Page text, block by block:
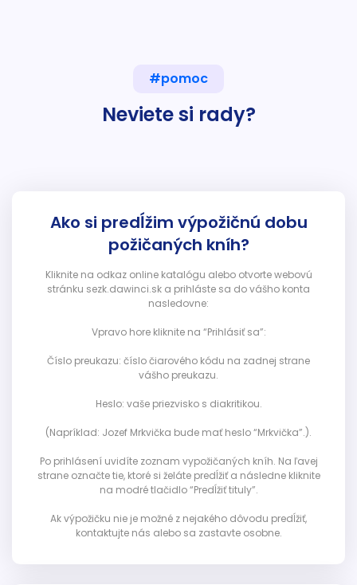
#pomoc
Neviete si rady?
Ako si predĺžim výpožičnú dobu
požičaných kníh?
Kliknite na odkaz online katalógu alebo otvorte webovú
stránku sezk.dawinci.sk a prihláste sa do vášho konta
nasledovne:
Vpravo hore kliknite na “Prihlásiť sa”:
Číslo preukazu: číslo čiarového kódu na zadnej strane
vášho preukazu.
Heslo: vaše priezvisko s diakritikou.
(Napríklad: Jozef Mrkvička bude mať heslo “Mrkvička”.).
Po prihlásení uvidíte zoznam vypožičaných kníh. Na ľavej
strane označte tie, ktoré si želáte predĺžiť a následne kliknite
na modré tlačidlo “Predĺžiť tituly”.
Ak výpožičku nie je možné z nejakého dôvodu predĺžiť,
kontaktujte nás alebo sa zastavte osobne.